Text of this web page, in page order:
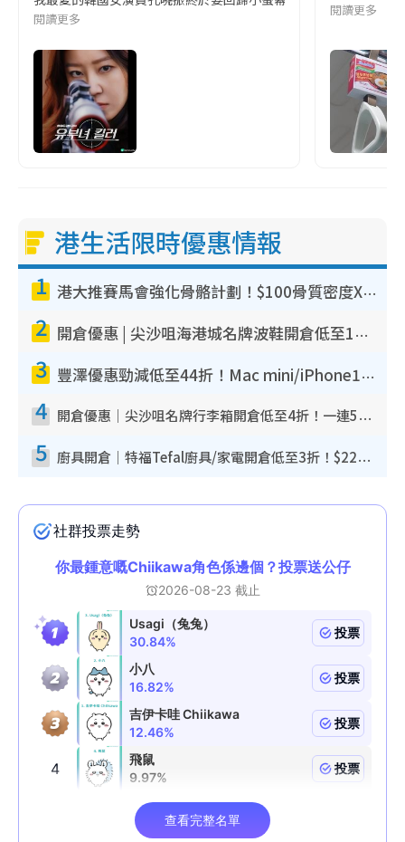
閱讀更多
閱讀更多
港生活限時優惠情報
1 港大推賽馬會強化骨骼計劃！$100骨質密度X光檢查 完成免費運動訓練送超市禮券！附參加資格
2 開倉優惠 | 尖沙咀海港城名牌波鞋開倉低至1折！On鞋$899起／Joy&Peace鞋履$98起
3 豐澤優惠勁減低至44折！Mac mini/iPhone17Pro大減價！廚房家電$220起
4 開倉優惠｜尖沙咀名牌行李箱開倉低至4折！一連5日 American Tourister/ace./Hallmark $200起！
5 廚具開倉｜特福Tefal廚具/家電開倉低至3折！$220起買平底鍋/炒鑊/湯煲！電飯煲/吸塵機/燙斗$418起